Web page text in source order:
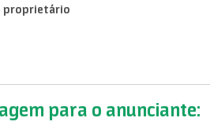
proprietário
para o anunciante: